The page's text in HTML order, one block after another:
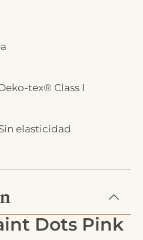
tex® Class I
elasticidad
Dots Pink